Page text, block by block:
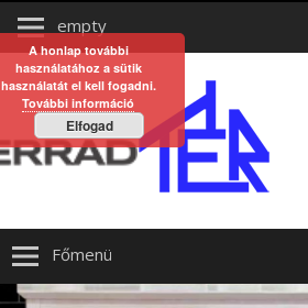
empty
Főmenü
A honlap további
használatához a sütik
használatát el kell fogadni.
További információ
Elfogad